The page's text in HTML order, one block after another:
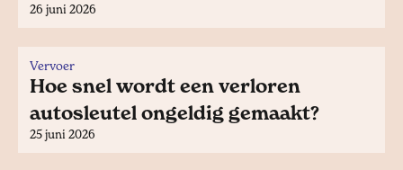
26 juni 2026
Vervoer
Hoe snel wordt een verloren
autosleutel ongeldig gemaakt?
25 juni 2026